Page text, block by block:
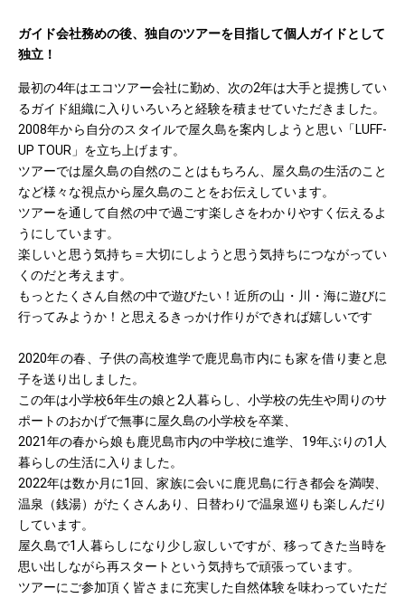
ガイド会社務めの後、独自のツアーを目指して個人ガイドとして
独立！
最初の4年はエコツアー会社に勤め、次の2年は大手と提携してい
るガイド組織に入りいろいろと経験を積ませていただきました。
2008年から自分のスタイルで屋久島を案内しようと思い「LUFF-
UP TOUR」を立ち上げます。
ツアーでは屋久島の自然のことはもちろん、屋久島の生活のこと
など様々な視点から屋久島のことをお伝えしています。
ツアーを通して自然の中で過ごす楽しさをわかりやすく伝えるよ
うにしています。
楽しいと思う気持ち＝大切にしようと思う気持ちにつながってい
くのだと考えます。
もっとたくさん自然の中で遊びたい！近所の山・川・海に遊びに
行ってみようか！と思えるきっかけ作りができれば嬉しいです
2020年の春、子供の高校進学で鹿児島市内にも家を借り妻と息
子を送り出しました。
この年は小学校6年生の娘と2人暮らし、小学校の先生や周りのサ
ポートのおかげで無事に屋久島の小学校を卒業、
2021年の春から娘も鹿児島市内の中学校に進学、19年ぶりの1人
暮らしの生活に入りました。
2022年は数か月に1回、家族に会いに鹿児島に行き都会を満喫、
温泉（銭湯）がたくさんあり、日替わりで温泉巡りも楽しんだり
しています。
屋久島で1人暮らしになり少し寂しいですが、移ってきた当時を
思い出しながら再スタートという気持ちで頑張っています。
ツアーにご参加頂く皆さまに充実した自然体験を味わっていただ